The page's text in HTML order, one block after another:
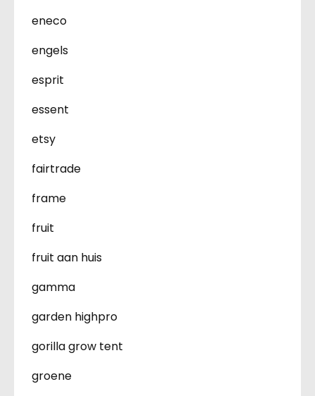
eneco
engels
esprit
essent
etsy
fairtrade
frame
fruit
fruit aan huis
gamma
garden highpro
gorilla grow tent
groene